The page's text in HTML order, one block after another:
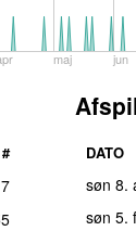
maj jun
#
7
DATO
søn 8.
søn 5.